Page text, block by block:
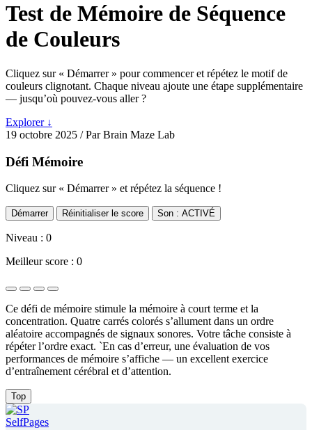
Test de Mémoire de Séquence
de Couleurs
Cliquez sur « Démarrer » pour commencer et répétez le motif de
couleurs clignotant. Chaque niveau ajoute une étape supplémentaire
— jusqu’où pouvez-vous aller ?
Explorer ↓
19 octobre 2025 / Par Brain Maze Lab
Défi Mémoire
Cliquez sur « Démarrer » et répétez la séquence !
Démarrer Réinitialiser le score Son : ACTIVÉ
Niveau : 0
Meilleur score : 0
Ce défi de mémoire stimule la mémoire à court terme et la
concentration. Quatre carrés colorés s’allument dans un ordre
aléatoire accompagnés de signaux sonores. Votre tâche consiste à
répéter l’ordre exact. `En cas d’erreur, une évaluation de vos
performances de mémoire s’affiche — un excellent exercice
d’entraînement cérébral et d’attention.
Top
SelfPages